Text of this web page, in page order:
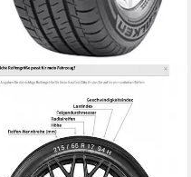
FALKEN REIFEN
Sommerreifen LINAM VAN01,
in verschiedenen
Ausführungen erhältlich
Kraftstoffeffizienz